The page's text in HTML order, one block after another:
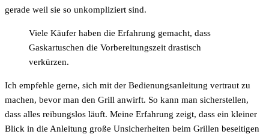
gerade weil sie so unkompliziert sind.
Viele Käufer haben die Erfahrung gemacht, dass
Gaskartuschen die Vorbereitungszeit drastisch
verkürzen.
Ich empfehle gerne, sich mit der Bedienungsanleitung vertraut zu
machen, bevor man den Grill anwirft. So kann man sicherstellen,
dass alles reibungslos läuft. Meine Erfahrung zeigt, dass ein kleiner
Blick in die Anleitung große Unsicherheiten beim Grillen beseitigen